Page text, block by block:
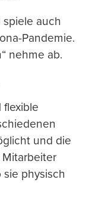
spiele auch
Pandemie.
nehme ab.
flexible
und die
physisch